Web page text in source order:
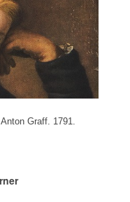
Graff. 1791.